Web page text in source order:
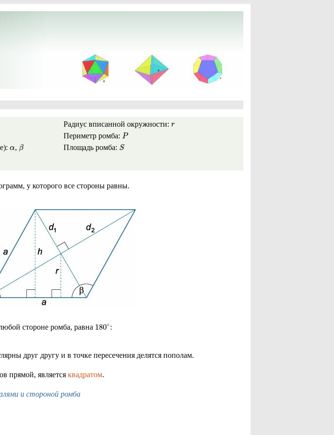
α, β
Радиус вписанной окружности: r
Периметр ромба: P
Площадь ромба: S
у которого все стороны равны.
стороне ромба, равна 180∘ :
друг другу и в точке пересечения делятся пополам.
прямой, является квадратом.
и стороной ромба